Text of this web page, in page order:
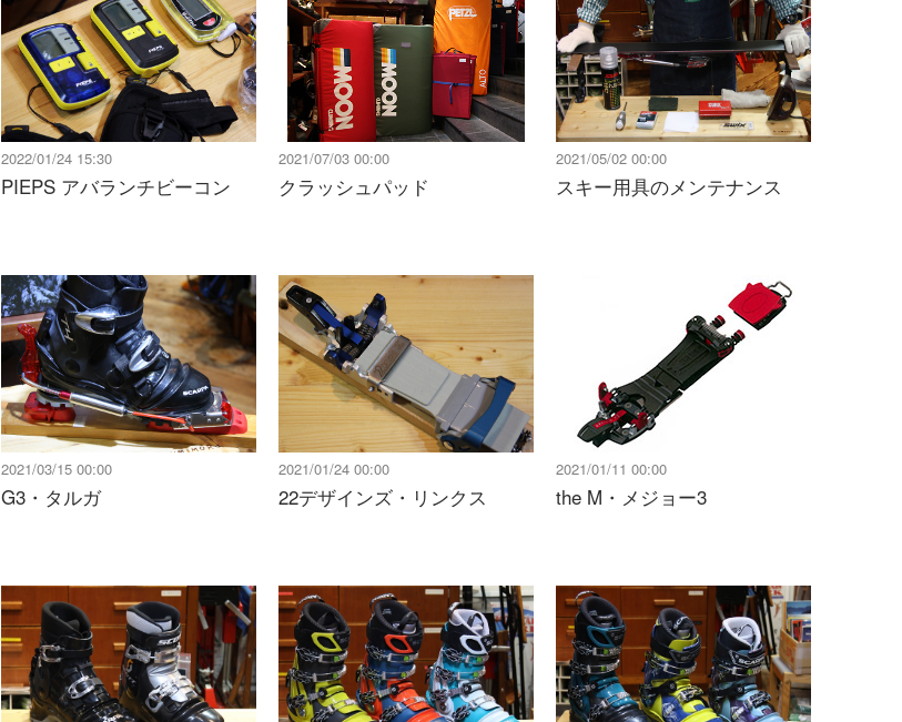
2022/01/24 15:30
PIEPS アバランチビーコン
2021/07/03 00:00
クラッシュパッド
2021/05/02 00:00
スキー用具のメンテナンス
2021/03/15 00:00
G3・タルガ
2021/01/24 00:00
22デザインズ・リンクス
2021/01/11 00:00
the M・メジョー3